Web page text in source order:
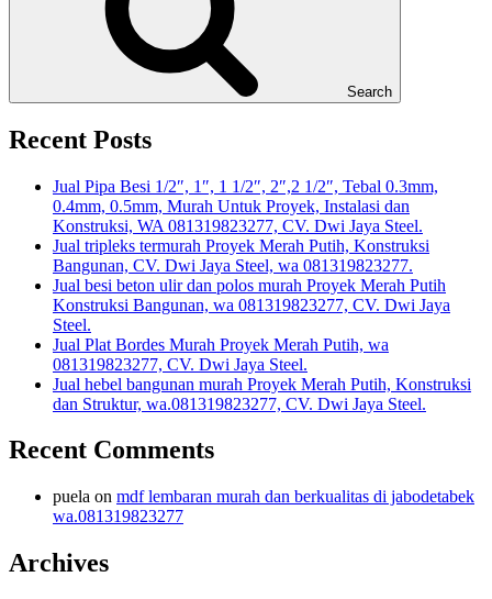
Search
Recent Posts
Jual Pipa Besi 1/2″, 1″, 1 1/2″, 2″,2 1/2″, Tebal 0.3mm,
0.4mm, 0.5mm, Murah Untuk Proyek, Instalasi dan
Konstruksi, WA 081319823277, CV. Dwi Jaya Steel.
Jual tripleks termurah Proyek Merah Putih, Konstruksi
Bangunan, CV. Dwi Jaya Steel, wa 081319823277.
Jual besi beton ulir dan polos murah Proyek Merah Putih
Konstruksi Bangunan, wa 081319823277, CV. Dwi Jaya
Steel.
Jual Plat Bordes Murah Proyek Merah Putih, wa
081319823277, CV. Dwi Jaya Steel.
Jual hebel bangunan murah Proyek Merah Putih, Konstruksi
dan Struktur, wa.081319823277, CV. Dwi Jaya Steel.
Recent Comments
puela on mdf lembaran murah dan berkualitas di jabodetabek
wa.081319823277
Archives